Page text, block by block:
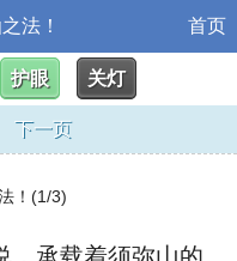
法！ 首页
护眼 关灯
下一页
！(1/3)